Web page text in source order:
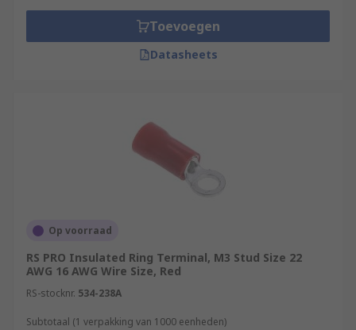
Toevoegen
Datasheets
Op voorraad
RS PRO Insulated Ring Terminal, M3 Stud Size 22
AWG 16 AWG Wire Size, Red
RS-stocknr. 534-238A
Subtotaal (1 verpakking van 1000 eenheden)